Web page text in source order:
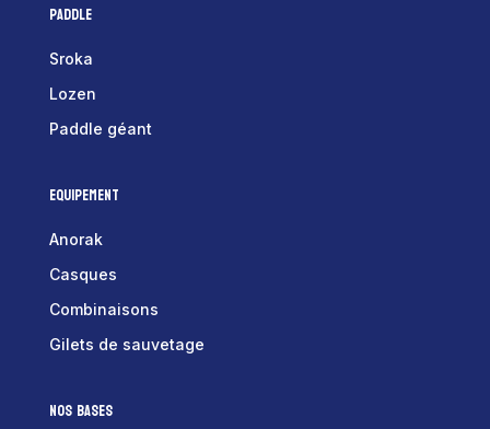
Paddle
Sroka
Lozen
Paddle géant
Equipement
Anorak
Casques
Combinaisons
Gilets de sauvetage
Nos bases